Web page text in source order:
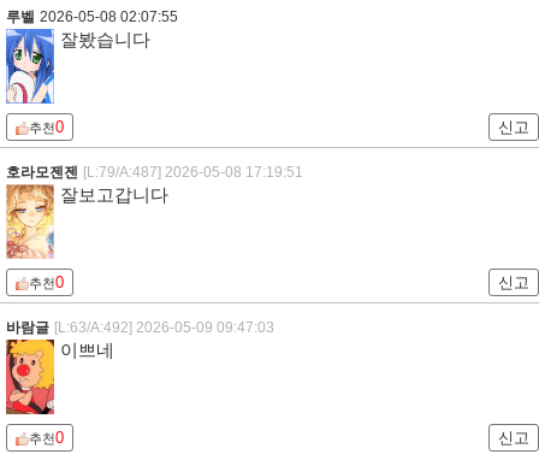
루벨 2026-05-08 02:07:55
잘봤습니다
추천0 신고
호라모젠젠 [L:79/A:487] 2026-05-08 17:19:51
잘보고갑니다
추천0 신고
바람글 [L:63/A:492] 2026-05-09 09:47:03
이쁘네
추천0 신고